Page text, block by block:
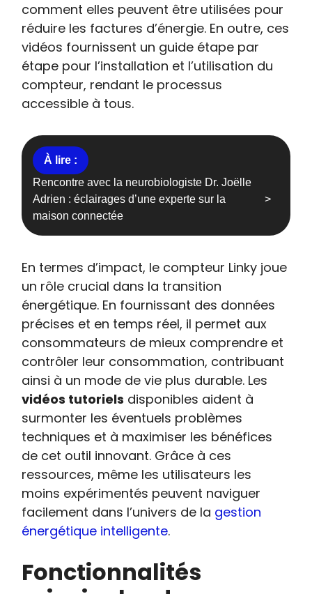
comment elles peuvent être utilisées pour
réduire les factures d’énergie. En outre, ces
vidéos fournissent un guide étape par
étape pour l’installation et l’utilisation du
compteur, rendant le processus
accessible à tous.
Rencontre avec la neurobiologiste Dr. Joëlle
Adrien : éclairages d’une experte sur la
maison connectée
En termes d’impact, le compteur Linky joue
un rôle crucial dans la transition
énergétique. En fournissant des données
précises et en temps réel, il permet aux
consommateurs de mieux comprendre et
contrôler leur consommation, contribuant
ainsi à un mode de vie plus durable. Les
vidéos tutoriels disponibles aident à
surmonter les éventuels problèmes
techniques et à maximiser les bénéfices
de cet outil innovant. Grâce à ces
ressources, même les utilisateurs les
moins expérimentés peuvent naviguer
facilement dans l’univers de la gestion
énergétique intelligente.
Fonctionnalités